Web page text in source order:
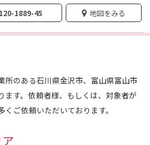
1889-45 地図をみる
所のある石川県金沢市、富山県富山市
ます。依頼者様、もしくは、対象者が
ご依頼いただいております。